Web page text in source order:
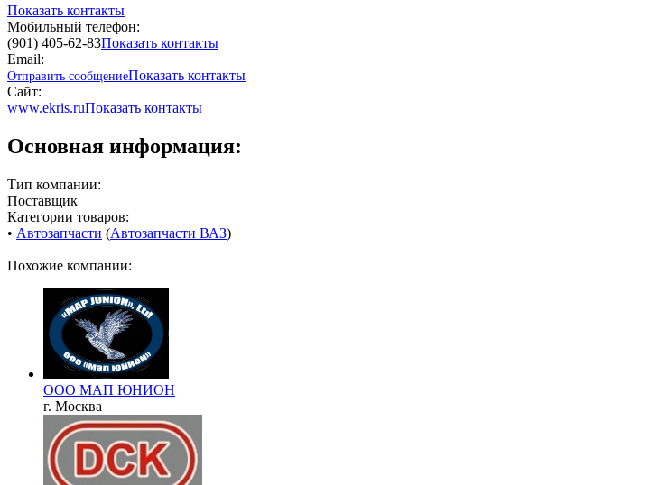
Показать контакты
Мобильный телефон:
(901) 405-62-83Показать контакты
Email:
Отправить сообщениеПоказать контакты
Сайт:
www.ekris.ruПоказать контакты
Основная информация:
Тип компании:
Поставщик
Категории товаров:
• Автозапчасти (Автозапчасти ВАЗ)
Похожие компании:
ООО МАП ЮНИОН
г. Москва